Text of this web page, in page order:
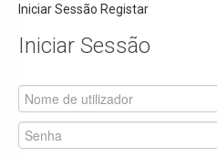
As Nossas Marcas
Recrutamento
Produtos
Solar
Termoacumuladores e
Iniciar Sessão Registar
Iniciar Sessão